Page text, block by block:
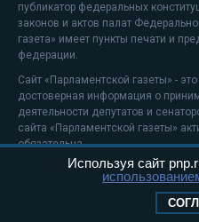
публикатор федеральных
законов и актов палат
газета» имеет пункты печати и
федерации.
Сайт «Парламентской газеты» -
достоверная информация о
деятельности депутатов и
сайта «Парламентской газеты»
обязательна.
На информационном ресурсе
Положение о защите
Используя сайт